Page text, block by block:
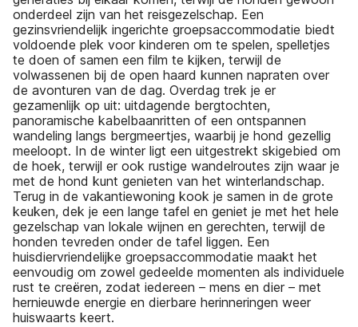
onderdeel zijn van het reisgezelschap. Een
gezinsvriendelijk ingerichte groepsaccommodatie biedt
voldoende plek voor kinderen om te spelen, spelletjes
te doen of samen een film te kijken, terwijl de
volwassenen bij de open haard kunnen napraten over
de avonturen van de dag. Overdag trek je er
gezamenlijk op uit: uitdagende bergtochten,
panoramische kabelbaanritten of een ontspannen
wandeling langs bergmeertjes, waarbij je hond gezellig
meeloopt. In de winter ligt een uitgestrekt skigebied om
de hoek, terwijl er ook rustige wandelroutes zijn waar je
met de hond kunt genieten van het winterlandschap.
Terug in de vakantiewoning kook je samen in de grote
keuken, dek je een lange tafel en geniet je met het hele
gezelschap van lokale wijnen en gerechten, terwijl de
honden tevreden onder de tafel liggen. Een
huisdiervriendelijke groepsaccommodatie maakt het
eenvoudig om zowel gedeelde momenten als individuele
rust te creëren, zodat iedereen – mens en dier – met
hernieuwde energie en dierbare herinneringen weer
huiswaarts keert.